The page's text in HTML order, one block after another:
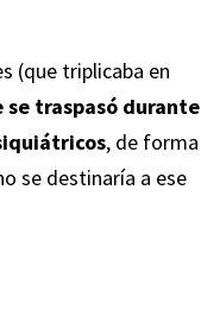
(que triplicaba en
se traspasó durante
, de forma
se destinaría a ese